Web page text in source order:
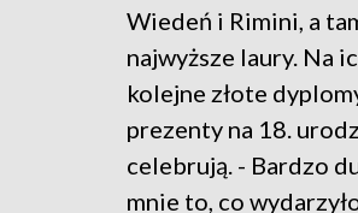
Wiedeń i Rimini, a
najwyższe laury. Na
kolejne złote
prezenty na 18.
celebrują. - Bardzo
mnie to, co